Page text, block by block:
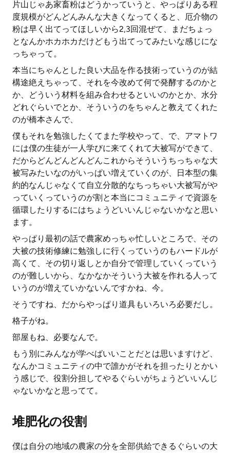
片山じゃあ家畜粉はどうかっていうと、やっぱりある程
度規模がどんどんみんな大きくなってくると、厄介物の
粉は早く出てってほしいから2,3回混ぜて、まだちょっ
となんかホカホカだけどもう出てってみたいな感じにな
っちゃって。
本当にちゃんとした良い大品を作る技術っていうのが結
構途絶えちゃって、それを今改めて何で発酵するのかと
か、どういう材料を組み合わせるといいのかとか、水分
どれぐらいでとか、そういうのをちゃんと教えてくれた
のが橋本さんで、
僕もそれを勉強したくてまた学校やって、で、アマトワ
には僕の生徒が一人学びに来てくれて大被写ができて、
だからどんどんどんどんこれからそういうちっちゃな大
被写みたいなのがいっぱい増えていくのが、日本型の集
約的なんじゃなくて自立分散的なちっちゃい大被写がや
っていくっていうのが割と本当にコミュニティで資源を
循環したりするにはちょうどいいんじゃないかなと思い
ます。
やっぱり最初の話で農家めっちゃ忙しいところで、その
大被の技術修練に勉強しに行くっていうのもハードルが
高くて、その切り返しとか自分で管理していくっていう
のが難しいから、なかなかそういう大被を作れる人って
いうのが増えていかないんですかね、今。
そうですね、だからやっぱり道具もいろいろ必要だし。
格子がね。
部屋もね、必要なんで。
もう別にみんなが学べばいいことだとは思いますけど、
なんかコミュニティの中で誰かがそれを担ったりとかい
う感じで、役割分担してやるぐらいがちょうどいいんじ
ゃないかなと思ってて。
堆肥化の役割
僕は自分の地域の農家の分を全部供給できるぐらいの大